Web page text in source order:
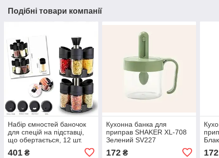
Подібні товари компанії
Набір ємностей баночок
для спецій на підставці,
що обертається, 12 шт.
спецівниця Especia SV227
401 ₴
Кухонна банка для
приправ SHAKER XL-708
Зелений SV227
172₴ 172